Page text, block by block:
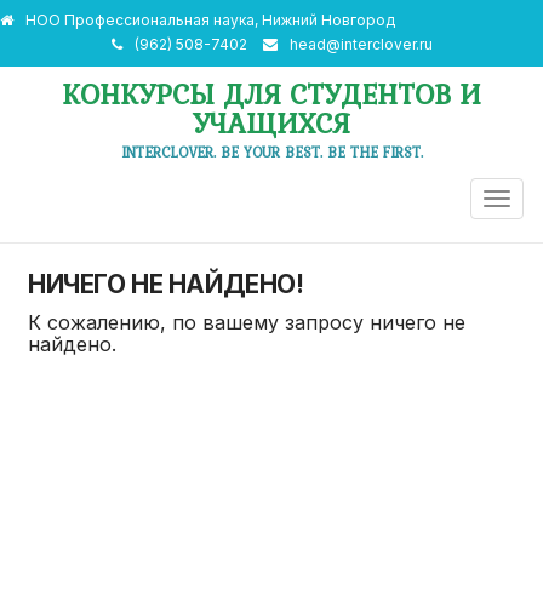
НОО Профессиональная наука, Нижний Новгород
(962) 508-7402
head@interclover.ru
КОНКУРСЫ ДЛЯ СТУДЕНТОВ И
УЧАЩИХСЯ
INTERCLOVER. BE YOUR BEST. BE THE FIRST.
НИЧЕГО НЕ НАЙДЕНО!
К сожалению, по вашему запросу ничего не
найдено.